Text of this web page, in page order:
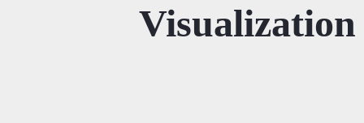
Visualization